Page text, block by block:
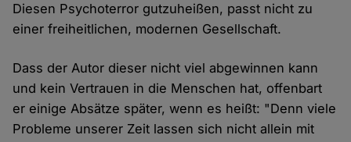
Diesen Psychoterror gutzuheißen, passt nicht zu
einer freiheitlichen, modernen Gesellschaft.
Dass der Autor dieser nicht viel abgewinnen kann
und kein Vertrauen in die Menschen hat, offenbart
er einige Absätze später, wenn es heißt: "Denn viele
Probleme unserer Zeit lassen sich nicht allein mit